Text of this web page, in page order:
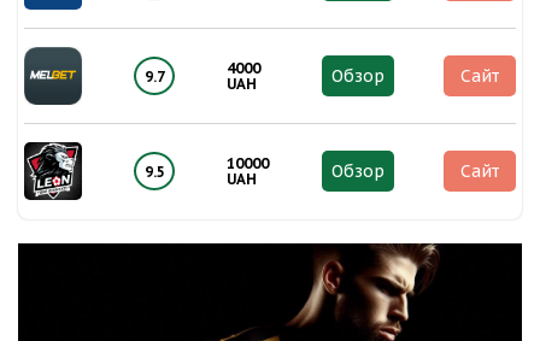
9.7
4000
UAH
Обзор Сайт
9.5
10000
UAH
Обзор Сайт